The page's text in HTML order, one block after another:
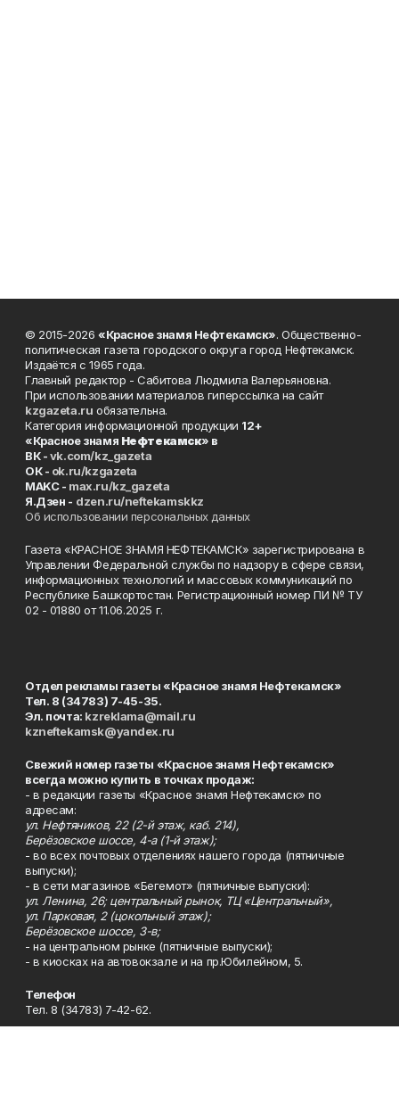
© 2015-2026 «Красное знамя Нефтекамск». Общественно-
политическая газета городского округа город Нефтекамск.
Издаётся с 1965 года.
Главный редактор - Сабитова Людмила Валерьяновна.
При использовании материалов гиперссылка на сайт
kzgazeta.ru обязательна.
Категория информационной продукции 12+
«Красное знамя Нефтекамск» в
ВК -vk.com/kz_gazeta
ОК - ok.ru/kzgazeta
MAKC - max.ru/kz_gazeta
Я.Дзен - dzen.ru/neftekamskkz
Об использовании персональных данных
Газета «КРАСНОЕ ЗНАМЯ НЕФТЕКАМСК» зарегистрирована в
Управлении Федеральной службы по надзору в сфере связи,
информационных технологий и массовых коммуникаций по
Республике Башкортостан. Регистрационный номер ПИ № ТУ
02 - 01880 от 11.06.2025 г.
Отдел рекламы газеты «Красное знамя Нефтекамск»
Тел. 8 (34783) 7-45-35.
Эл. почта: kzreklama@mail.ru
kzneftekamsk@yandex.ru
Свежий номер газеты «Красное знамя Нефтекамск»
всегда можно купить в точках продаж:
- в редакции газеты «Красное знамя Нефтекамск» по
адресам:
ул. Нефтяников, 22 (2-й этаж, каб. 214),
Берёзовское шоссе, 4-а (1-й этаж);
- во всех почтовых отделениях нашего города (пятничные
выпуски);
- в сети магазинов «Бегемот» (пятничные выпуски):
ул. Ленина, 26; центральный рынок, ТЦ «Центральный»,
ул. Парковая, 2 (цокольный этаж);
Берёзовское шоссе, 3-в;
- на центральном рынке (пятничные выпуски);
- в киосках на автовокзале и на пр.Юбилейном, 5.
Телефон
Тел. 8 (34783) 7-42-62.